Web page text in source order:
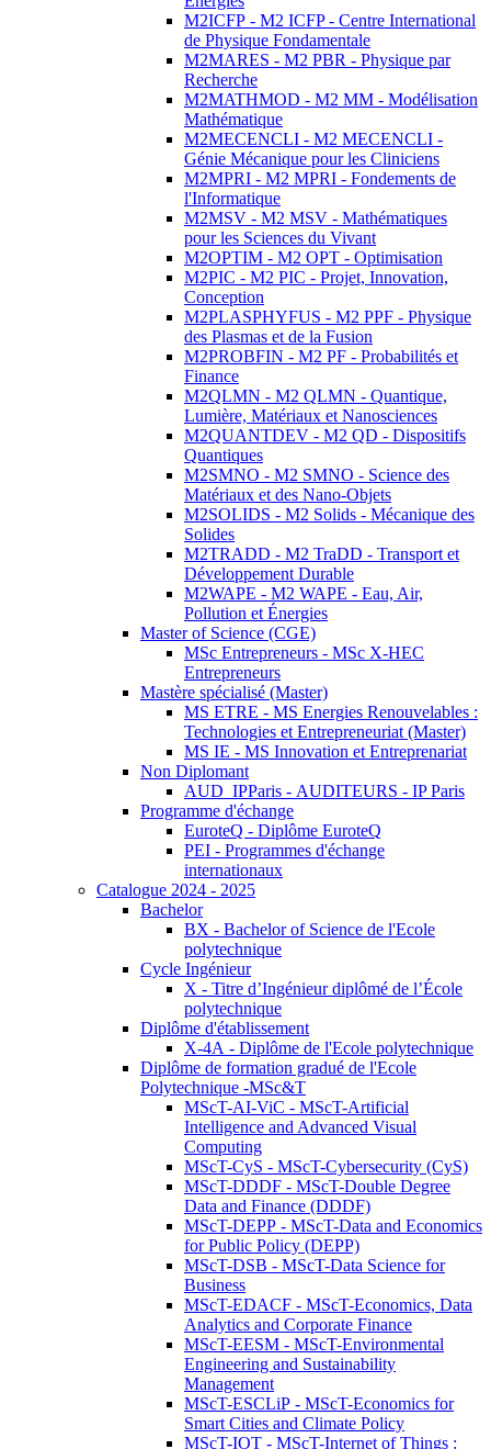
M2ICFP - M2 ICFP - Centre International
de Physique Fondamentale
M2MARES - M2 PBR - Physique par
Recherche
M2MATHMOD - M2 MM - Modélisation
Mathématique
M2MECENCLI - M2 MECENCLI -
Génie Mécanique pour les Cliniciens
M2MPRI - M2 MPRI - Fondements de
l'Informatique
M2MSV - M2 MSV - Mathématiques
pour les Sciences du Vivant
M2OPTIM - M2 OPT - Optimisation
M2PIC - M2 PIC - Projet, Innovation,
Conception
M2PLASPHYFUS - M2 PPF - Physique
des Plasmas et de la Fusion
M2PROBFIN - M2 PF - Probabilités et
Finance
M2QLMN - M2 QLMN - Quantique,
Lumière, Matériaux et Nanosciences
M2QUANTDEV - M2 QD - Dispositifs
Quantiques
M2SMNO - M2 SMNO - Science des
Matériaux et des Nano-Objets
M2SOLIDS - M2 Solids - Mécanique des
Solides
M2TRADD - M2 TraDD - Transport et
Développement Durable
M2WAPE - M2 WAPE - Eau, Air,
Pollution et Énergies
Master of Science (CGE)
MSc Entrepreneurs - MSc X-HEC
Entrepreneurs
Mastère spécialisé (Master)
MS ETRE - MS Energies Renouvelables :
Technologies et Entrepreneuriat (Master)
MS IE - MS Innovation et Entreprenariat
Non Diplomant
AUD_IPParis - AUDITEURS - IP Paris
Programme d'échange
EuroteQ - Diplôme EuroteQ
PEI - Programmes d'échange
internationaux
Catalogue 2024 - 2025
Bachelor
BX - Bachelor of Science de l'Ecole
polytechnique
Cycle Ingénieur
X - Titre d’Ingénieur diplômé de l’École
polytechnique
Diplôme d'établissement
X-4A - Diplôme de l'Ecole polytechnique
Diplôme de formation gradué de l'Ecole
Polytechnique -MSc&T
MScT-AI-ViC - MScT-Artificial
Intelligence and Advanced Visual
Computing
MScT-CyS - MScT-Cybersecurity (CyS)
MScT-DDDF - MScT-Double Degree
Data and Finance (DDDF)
MScT-DEPP - MScT-Data and Economics
for Public Policy (DEPP)
MScT-DSB - MScT-Data Science for
Business
MScT-EDACF - MScT-Economics, Data
Analytics and Corporate Finance
MScT-EESM - MScT-Environmental
Engineering and Sustainability
Management
MScT-ESCLiP - MScT-Economics for
Smart Cities and Climate Policy
MScT-IOT - MScT-Internet of Things :